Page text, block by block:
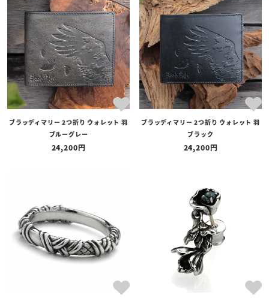
ブラッディマリー 2つ折り ウォレット 羽
ブルーグレー
24,200
ブラッディマリー 2つ折り ウォレット 羽
ブラック
24,200